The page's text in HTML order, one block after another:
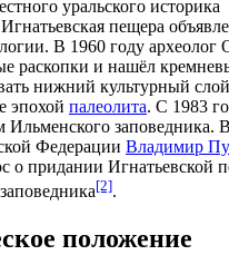
уральского историка
пещера
В 1960 году археолог
раскопки и нашёл
нижний культурный
эпохой палеолита. С 1983
Ильменского заповедника. В
Федерации Владимир
о придании Игнатьевской
[2].
положение